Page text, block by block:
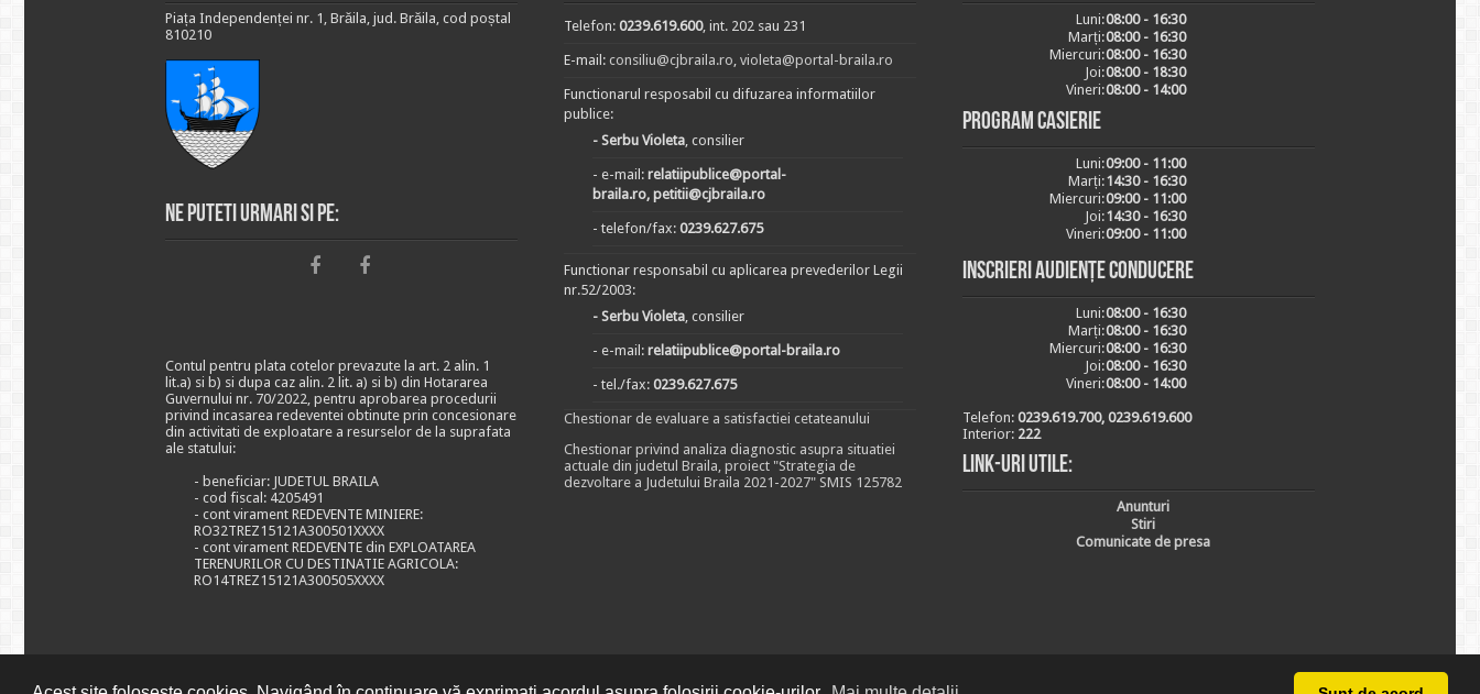
Piața Independenței nr. 1, Brăila, jud. Brăila, cod poștal
810210
Ne puteti urmari si pe:
Contul pentru plata cotelor prevazute la art. 2 alin. 1
lit.a) si b) si dupa caz alin. 2 lit. a) si b) din Hotararea
Guvernului nr. 70/2022, pentru aprobarea procedurii
privind incasarea redeventei obtinute prin concesionare
din activitati de exploatare a resurselor de la suprafata
ale statului:
- beneficiar: JUDETUL BRAILA
- cod fiscal: 4205491
- cont virament REDEVENTE MINIERE:
RO32TREZ15121A300501XXXX
- cont virament REDEVENTE din EXPLOATAREA
TERENURILOR CU DESTINATIE AGRICOLA:
RO14TREZ15121A300505XXXX
Telefon: 0239.619.600, int. 202 sau 231
E-mail: consiliu@cjbraila.ro, violeta@portal-braila.ro
Functionarul resposabil cu difuzarea informatiilor
publice:
- Serbu Violeta, consilier
- e-mail: relatiipublice@portal-
braila.ro, petitii@cjbraila.ro
- telefon/fax: 0239.627.675
Functionar responsabil cu aplicarea prevederilor Legii
nr.52/2003:
- Serbu Violeta, consilier
- e-mail: relatiipublice@portal-braila.ro
- tel./fax: 0239.627.675
Chestionar de evaluare a satisfactiei cetateanului
Chestionar privind analiza diagnostic asupra situatiei
actuale din judetul Braila, proiect "Strategia de
dezvoltare a Judetului Braila 2021-2027" SMIS 125782
Luni:08:00 - 16:30
Marți:08:00 - 16:30
Miercuri:08:00 - 16:30
Joi:08:00 - 18:30
Vineri:08:00 - 14:00
Program casierie
Luni:09:00 - 11:00
Marți:14:30 - 16:30
Miercuri:09:00 - 11:00
Joi:14:30 - 16:30
Vineri:09:00 - 11:00
Inscrieri audiențe conducere
Luni:08:00 - 16:30
Marți:08:00 - 16:30
Miercuri:08:00 - 16:30
Joi:08:00 - 16:30
Vineri:08:00 - 14:00
Telefon: 0239.619.700, 0239.619.600
Interior: 222
Link-uri utile:
Anunturi
Stiri
Comunicate de presa